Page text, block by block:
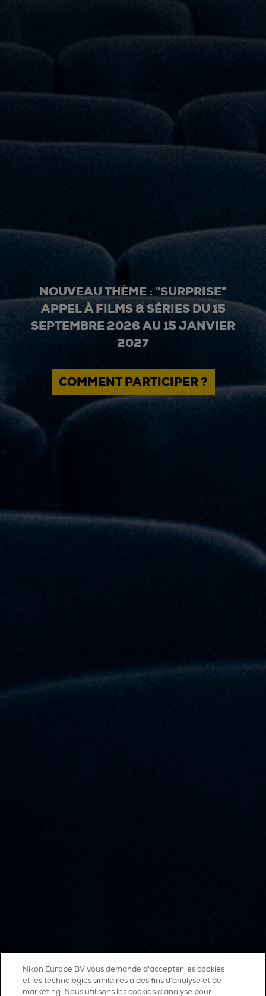
NOUVEAU THÈME : "SURPRISE"
APPEL À FILMS & SÉRIES DU 15
SEPTEMBRE 2026 AU 15 JANVIER
2027
COMMENT PARTICIPER ?
Nikon Europe BV vous demande d'accepter les cookies
et les technologies similaires à des fins d'analyse et de
marketing. Nous utilisons les cookies d’analyse pour